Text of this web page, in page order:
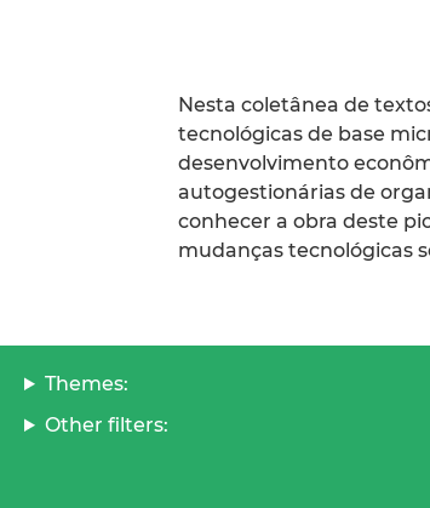
Nesta coletânea de
tecnológicas de base
desenvolvimento
autogestionárias de
conhecer a obra deste
mudanças tecnológicas
Themes:
Other filters: